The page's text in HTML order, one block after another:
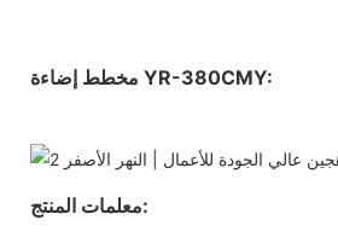
مخطط إضاءة YR-380CMY:
معلمات المنتج: